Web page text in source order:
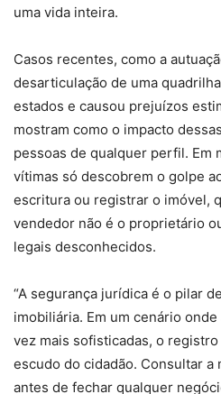
uma vida inteira.
Casos recentes, como a
desarticulação de uma
estados e causou prejuízos
mostram como o impacto
pessoas de qualquer perfil. Em
vítimas só descobrem o golpe
escritura ou registrar o imóvel,
vendedor não é o proprietário
legais desconhecidos.
“A segurança jurídica é o pilar
imobiliária. Em um cenário
vez mais sofisticadas, o
escudo do cidadão. Consultar a
antes de fechar qualquer